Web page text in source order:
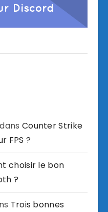
dans Counter Strike
FPS ?
choisir le bon
?
Trois bonnes